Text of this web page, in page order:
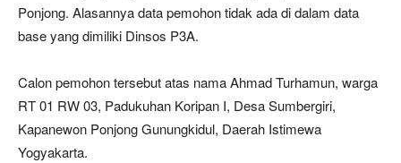
Ponjong. Alasannya data pemohon tidak ada di dalam data
base yang dimiliki Dinsos P3A.
Calon pemohon tersebut atas nama Ahmad Turhamun, warga
RT 01 RW 03, Padukuhan Koripan I, Desa Sumbergiri,
Kapanewon Ponjong Gunungkidul, Daerah Istimewa
Yogyakarta.